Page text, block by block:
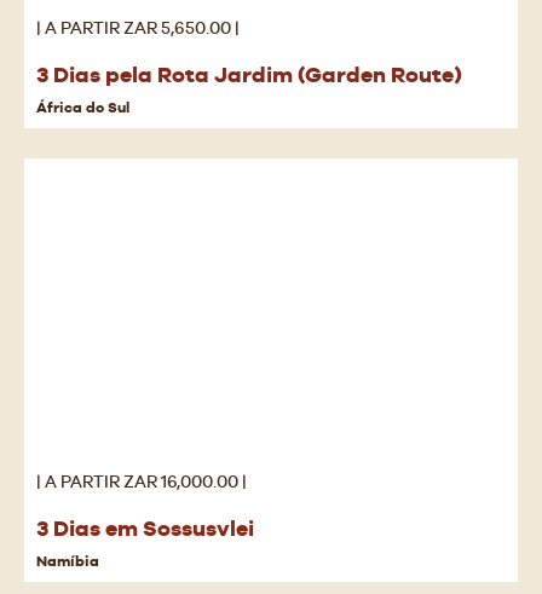
| A PARTIR ZAR 5,650.00 |
3 Dias pela Rota Jardim (Garden Route)
África do Sul
| A PARTIR ZAR 16,000.00 |
3 Dias em Sossusvlei
Namíbia